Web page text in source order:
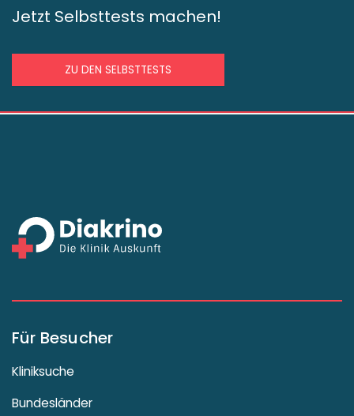
Jetzt Selbsttests machen!
ZU DEN SELBSTTESTS
Für Besucher
Kliniksuche
Bundesländer